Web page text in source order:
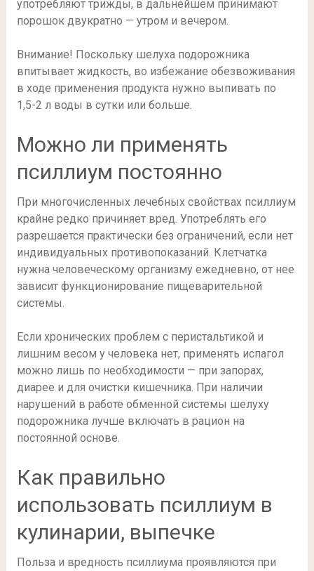
употребляют трижды, в дальнейшем принимают
порошок двукратно — утром и вечером.
Внимание! Поскольку шелуха подорожника
впитывает жидкость, во избежание обезвоживания
в ходе применения продукта нужно выпивать по
1,5-2 л воды в сутки или больше.
Можно ли применять
псиллиум постоянно
При многочисленных лечебных свойствах псиллиум
крайне редко причиняет вред. Употреблять его
разрешается практически без ограничений, если нет
индивидуальных противопоказаний. Клетчатка
нужна человеческому организму ежедневно, от нее
зависит функционирование пищеварительной
системы.
Если хронических проблем с перистальтикой и
лишним весом у человека нет, применять испагол
можно лишь по необходимости — при запорах,
диарее и для очистки кишечника. При наличии
нарушений в работе обменной системы шелуху
подорожника лучше включать в рацион на
постоянной основе.
Как правильно
использовать псиллиум в
кулинарии, выпечке
Польза и вредность псиллиума проявляются при